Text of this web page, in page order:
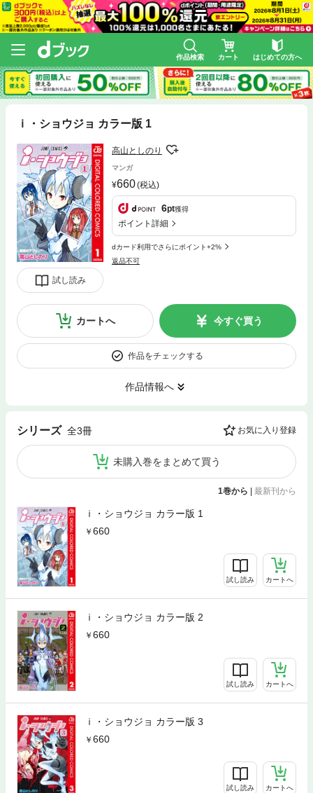
作品検索 カート はじめての方へ
ｉ・ショウジョ カラー版 1
試し読み
高山としのり
マンガ
660(税込)
6pt獲得
ポイント詳細
dカード利用でさらにポイント+2%
返品不可
カートへ 今すぐ買う
作品をチェックする
作品情報へ
シリーズ 全3冊 お気に入り登録
未購入巻をまとめて買う
1巻から 最新刊から
ｉ・ショウジョ カラー版 1
660
試し読み カートへ
ｉ・ショウジョ カラー版 2
660
試し読み カートへ
ｉ・ショウジョ カラー版 3
660
試し読み カートへ